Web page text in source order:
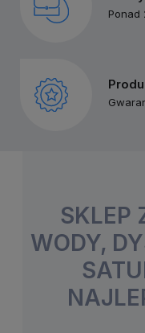
Ponad
SKLEP
WODY,